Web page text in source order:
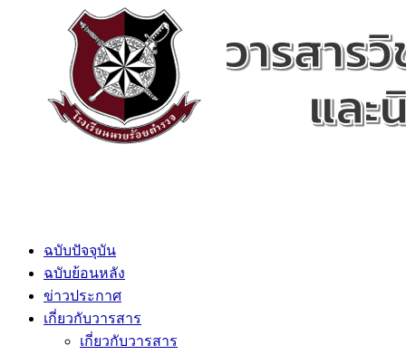
ฉบับปัจจุบัน
ฉบับย้อนหลัง
ข่าวประกาศ
เกี่ยวกับวารสาร
เกี่ยวกับวารสาร